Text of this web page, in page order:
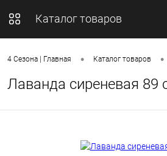
Каталог товаров
4 Сезона | Главная • Каталог товаров •
Лаванда сиреневая 89